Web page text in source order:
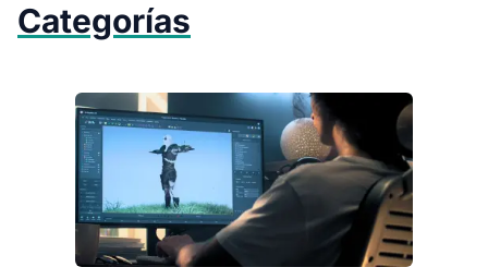
Categorías